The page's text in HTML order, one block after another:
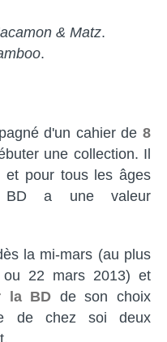
& Matz.
.
d'un cahier de 8
une collection. Il
pour tous les âges
BD a une valeur
la mi-mars (au plus
22 mars 2013) et
la BD de son choix
de chez soi deux